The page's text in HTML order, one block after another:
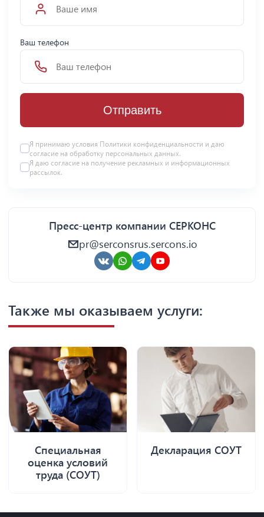
Ваш телефон
Отправить
Я принимаю условия Политики конфиденциальности и даю
согласие на обработку персональных данных.
Я даю согласие на получение рекламных и информационных
рассылок.
Пресс-центр компании СЕРКОНС
pr@serconsrus.sercons.io
Также мы оказываем услуги:
Специальная
оценка условий
труда (СОУТ)
Декларация СОУТ